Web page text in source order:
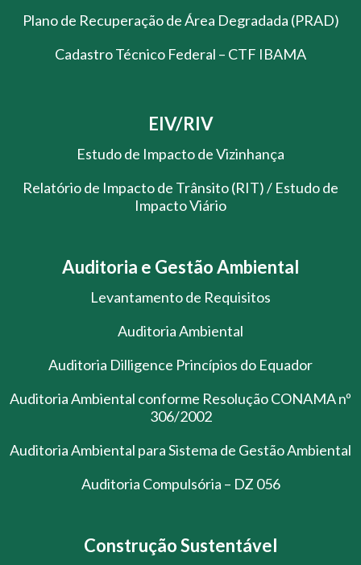
Plano de Recuperação de Área Degradada (PRAD)
Cadastro Técnico Federal – CTF IBAMA
EIV/RIV
Estudo de Impacto de Vizinhança
Relatório de Impacto de Trânsito (RIT) / Estudo de
Impacto Viário
Auditoria e Gestão Ambiental
Levantamento de Requisitos
Auditoria Ambiental
Auditoria Dilligence Princípios do Equador
Auditoria Ambiental conforme Resolução CONAMA nº
306/2002
Auditoria Ambiental para Sistema de Gestão Ambiental
Auditoria Compulsória – DZ 056
Construção Sustentável